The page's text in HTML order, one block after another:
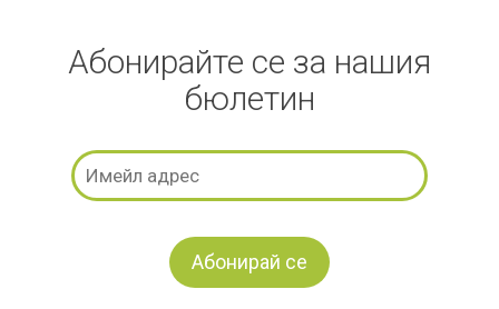
Абонирайте се за нашия
бюлетин